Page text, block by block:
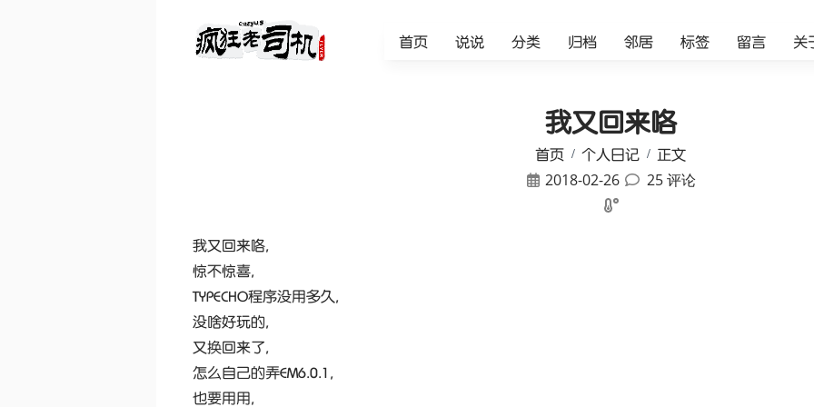
首页 说说 分类 归档 邻居 标签 留言 关
我又回来咯
首页 个人日记 正文
2018-02-26 25 评论
我又回来咯,
惊不惊喜,
TYPECHO程序没用多久,
没啥好玩的,
又换回来了,
怎么自己的弄EM6.0.1,
也要用用,